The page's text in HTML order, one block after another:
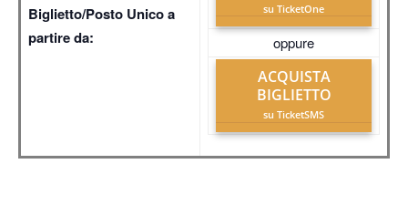
Biglietto/Posto Unico a
partire da:
su TicketOne
oppure
ACQUISTA
BIGLIETTO
su TicketSMS